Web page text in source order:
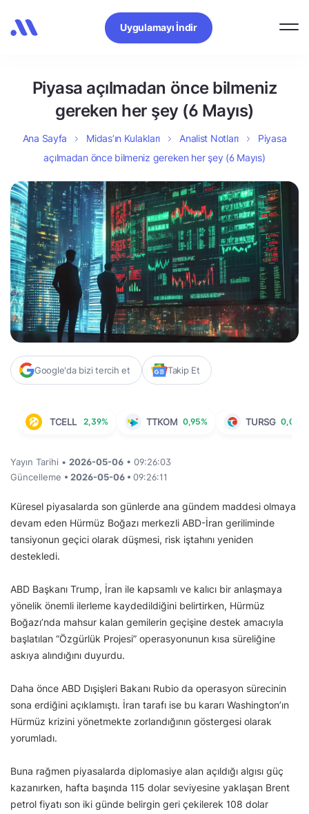
Uygulamayı İndir
Piyasa açılmadan önce bilmeniz
gereken her şey (6 Mayıs)
Ana Sayfa Midas’ın Kulakları Analist Notları
Piyasa
açılmadan önce bilmeniz gereken her şey (6 Mayıs)
Google'da bizi tercih et Takip Et
TCELL 2,39% TTKOM 0,95% TURSG 0,00%
Yayın Tarihi • 2026-05-06 • 09:26:03
Güncelleme • 2026-05-06 • 09:26:11
Küresel piyasalarda son günlerde ana gündem maddesi olmaya
devam eden Hürmüz Boğazı merkezli ABD-İran geriliminde
tansiyonun geçici olarak düşmesi, risk iştahını yeniden
destekledi.
ABD Başkanı Trump, İran ile kapsamlı ve kalıcı bir anlaşmaya
yönelik önemli ilerleme kaydedildiğini belirtirken, Hürmüz
Boğazı’nda mahsur kalan gemilerin geçişine destek amacıyla
başlatılan “Özgürlük Projesi” operasyonunun kısa süreliğine
askıya alındığını duyurdu.
Daha önce ABD Dışişleri Bakanı Rubio da operasyon sürecinin
sona erdiğini açıklamıştı. İran tarafı ise bu kararı Washington’ın
Hürmüz krizini yönetmekte zorlandığının göstergesi olarak
yorumladı.
Buna rağmen piyasalarda diplomasiye alan açıldığı algısı güç
kazanırken, hafta başında 115 dolar seviyesine yaklaşan Brent
petrol fiyatı son iki günde belirgin geri çekilerek 108 dolar